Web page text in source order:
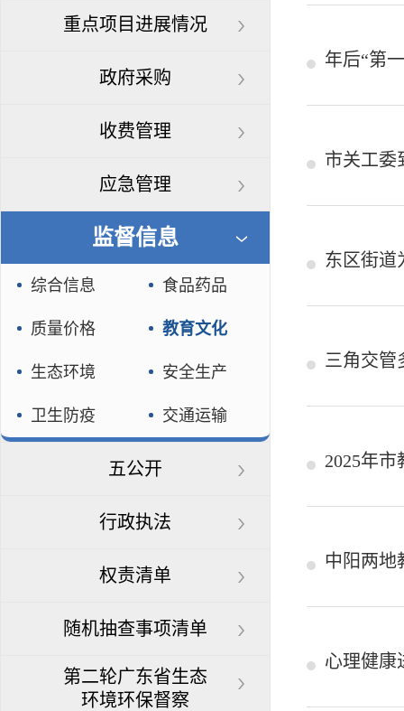
重点项目进展情况
政府采购
收费管理
应急管理
监督信息
综合信息 食品药品
质量价格 教育文化
生态环境 安全生产
卫生防疫 交通运输
五公开
行政执法
权责清单
随机抽查事项清单
第二轮广东省生态
环境环保督察
年后“第
市关工委
东区街道
三角交管
2025年
中阳两地
心理健康